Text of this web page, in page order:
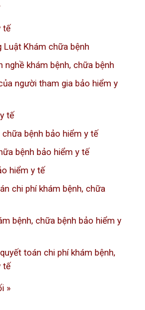
tế
Luật Khám chữa bệnh
nghề khám bệnh, chữa bệnh
người tham gia bảo hiểm y
tế
bệnh bảo hiểm y tế
bệnh bảo hiểm y tế
hiểm y tế
chi phí khám bệnh, chữa
bệnh, chữa bệnh bảo hiểm y
toán chi phí khám bệnh,
tế
»